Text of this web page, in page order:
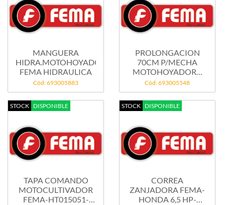
MANGUERA
HIDRA.MOTOHOYADORA
FEMA HIDRAULICA
Cód: 693005883
PROLONGACION
70CM P/MECHA
MOTOHOYADORA
FEMA ...
Cód: 693005548
STOCK DISPONIBLE
TAPA COMANDO
MOTOCULTIVADOR
FEMA-HT015051-
STOCK DISPONIBLE
CORREA
ZANJADORA FEMA-
HONDA 6,5 HP-